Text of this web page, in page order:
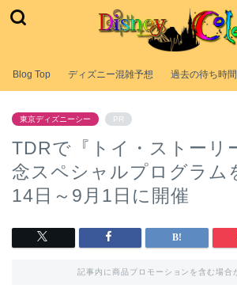
Blog Top ディズニー混雑予想 過去の待ち時間
東京ディズニーシー PR
TDRで『トイ・ストーリ
念スペシャルプログラム
14日～9月1日に開催
記事内に商品プロモーションを含む場合